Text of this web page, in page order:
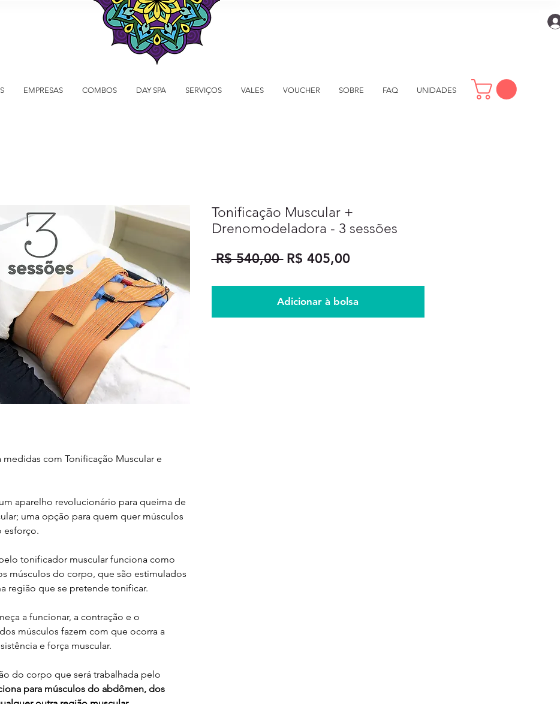
EMPRESAS COMBOS DAY SPA SERVIÇOS VALES VOUCHER SOBRE FAQ UNIDADES
com Tonificação Muscular e
aparelho revolucionário para queima de
uma opção para quem quer músculos
esforço.
tonificador muscular funciona como
músculos do corpo, que são estimulados
região que se pretende tonificar.
a funcionar, a contração e o
músculos fazem com que ocorra a
e força muscular.
do corpo que será trabalhada pelo
para músculos do abdômen, dos
Tonificação Muscular +
Drenomodeladora - 3 sessões
R$ 540,00 Preço
R$ 405,00Preço
Adicionar à bolsa